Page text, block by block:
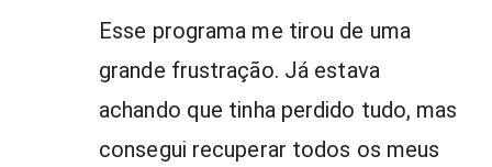
Esse programa me tirou de uma
grande frustração. Já estava
achando que tinha perdido tudo, mas
consegui recuperar todos os meus